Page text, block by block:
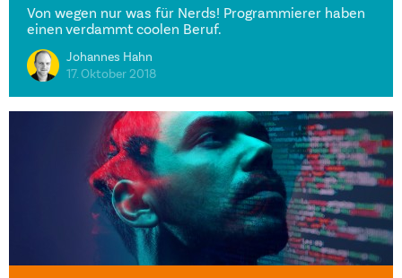
Von wegen nur was für Nerds! Programmierer haben
einen verdammt coolen Beruf.
Johannes Hahn
17. Oktober 2018